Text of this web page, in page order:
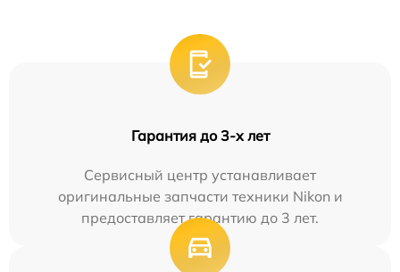
Гарантия до 3-х лет
Сервисный центр устанавливает
оригинальные запчасти техники Nikon и
предоставляет гарантию до 3 лет.